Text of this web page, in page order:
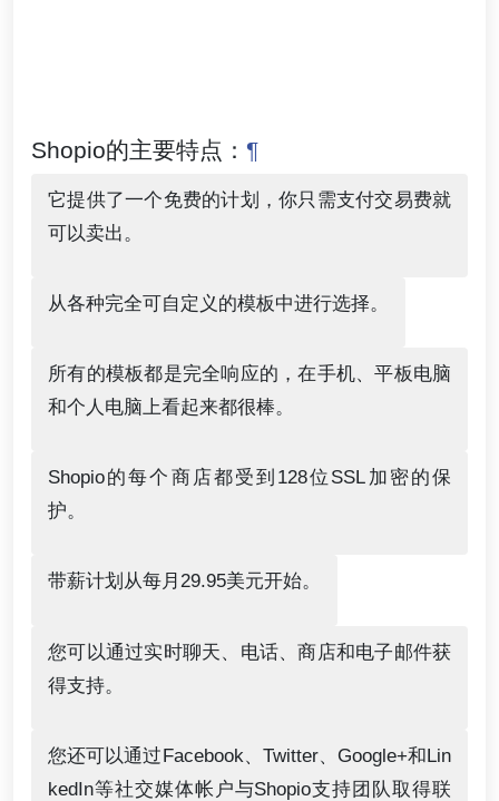
Shopio的主要特点： ¶
它提供了一个免费的计划，你只需支付交易费就
可以卖出。
从各种完全可自定义的模板中进行选择。
所有的模板都是完全响应的，在手机、平板电脑
和个人电脑上看起来都很棒。
Shopio的每个商店都受到128位SSL加密的保
护。
带薪计划从每月29.95美元开始。
您可以通过实时聊天、电话、商店和电子邮件获
得支持。
您还可以通过Facebook、Twitter、Google+和Lin
kedIn等社交媒体帐户与Shopio支持团队取得联